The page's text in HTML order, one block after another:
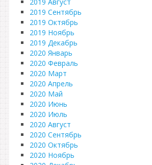
2019 Сентябрь
2019 Октябрь
2019 Ноябрь
2019 Декабрь
2020 Январь
2020 Февраль
2020 Март
2020 Апрель
2020 Май
2020 Июнь
2020 Июль
2020 Август
2020 Сентябрь
2020 Октябрь
2020 Ноябрь